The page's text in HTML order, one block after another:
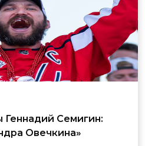
Геннадий Семигин:
Овечкина»